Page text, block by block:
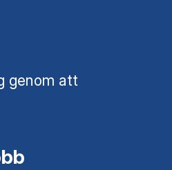
genom att